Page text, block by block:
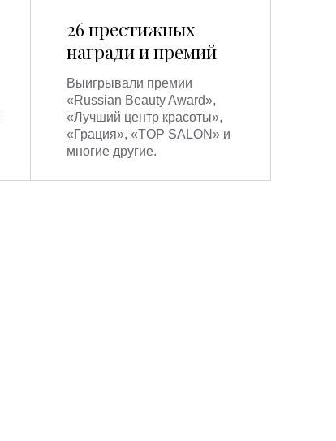
26 престижных
награди и премий
Выигрывали премии
«Russian Beauty Award»,
«Лучший центр красоты»,
«Грация», «TOP SALON» и
многие другие.